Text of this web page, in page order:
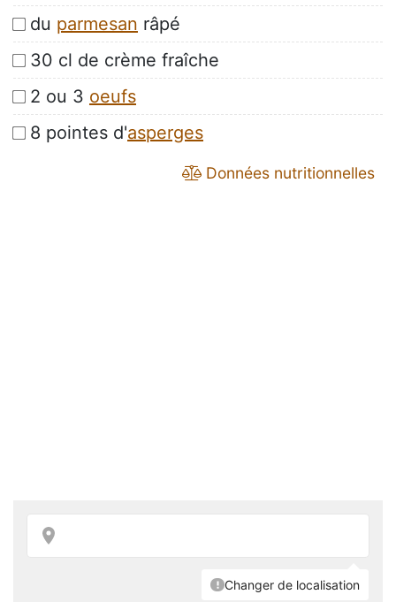
du parmesan râpé
30 cl de crème fraîche
2 ou 3 oeufs
8 pointes d'asperges
Données nutritionnelles